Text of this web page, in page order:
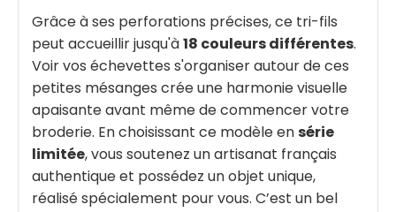
Grâce à ses perforations précises, ce tri-fils
peut accueillir jusqu'à18 couleurs différentes.
Voir vos échevettes s'organiser autour de ces
petites mésanges crée une harmonie visuelle
apaisante avant même de commencer votre
broderie. En choisissant ce modèle ensérie
limitée, vous soutenez un artisanat français
authentique et possédez un objet unique,
réalisé spécialement pour vous. C’est un bel